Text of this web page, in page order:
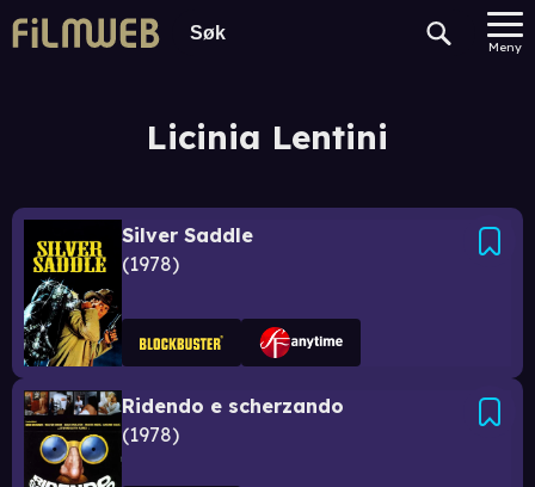
Meny
Licinia Lentini
Silver Saddle
1978
Ridendo e scherzando
1978